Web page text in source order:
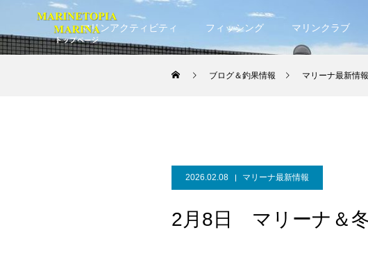
マリンアクティビティ フィッシング マリンクラブ
ブログ＆釣果情報 マリーナ最新情報
2026.02.08 マリーナ最新情報
2月8日 マリーナ＆冬